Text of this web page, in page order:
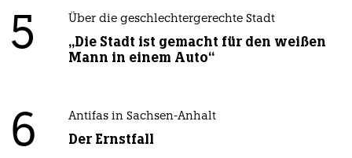
5 Über die geschlechtergerechte Stadt
„Die Stadt ist gemacht für den weißen
Mann in einem Auto“
6 Antifas in Sachsen-Anhalt
Der Ernstfall